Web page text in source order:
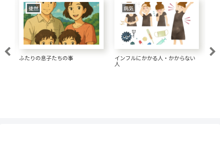
食生活
大腸がん 1.5リットルの水が大事
美容と健康